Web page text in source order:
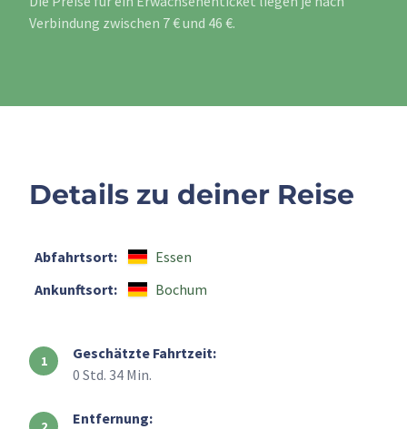
Verbindung zwischen 7 € und 46 €.
Details zu deiner Reise
Abfahrtsort:
Essen
Ankunftsort:
Bochum
Geschätzte Fahrtzeit:
0 Std. 34 Min.
Entfernung: